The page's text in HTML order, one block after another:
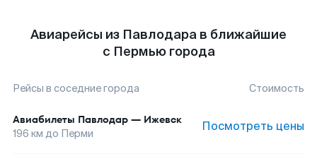
Авиарейсы из Павлодара в ближайшие
с Пермью города
Рейсы в соседние города Стоимость
Авиабилеты Павлодар — Ижевск
196 км до Перми Посмотреть цены